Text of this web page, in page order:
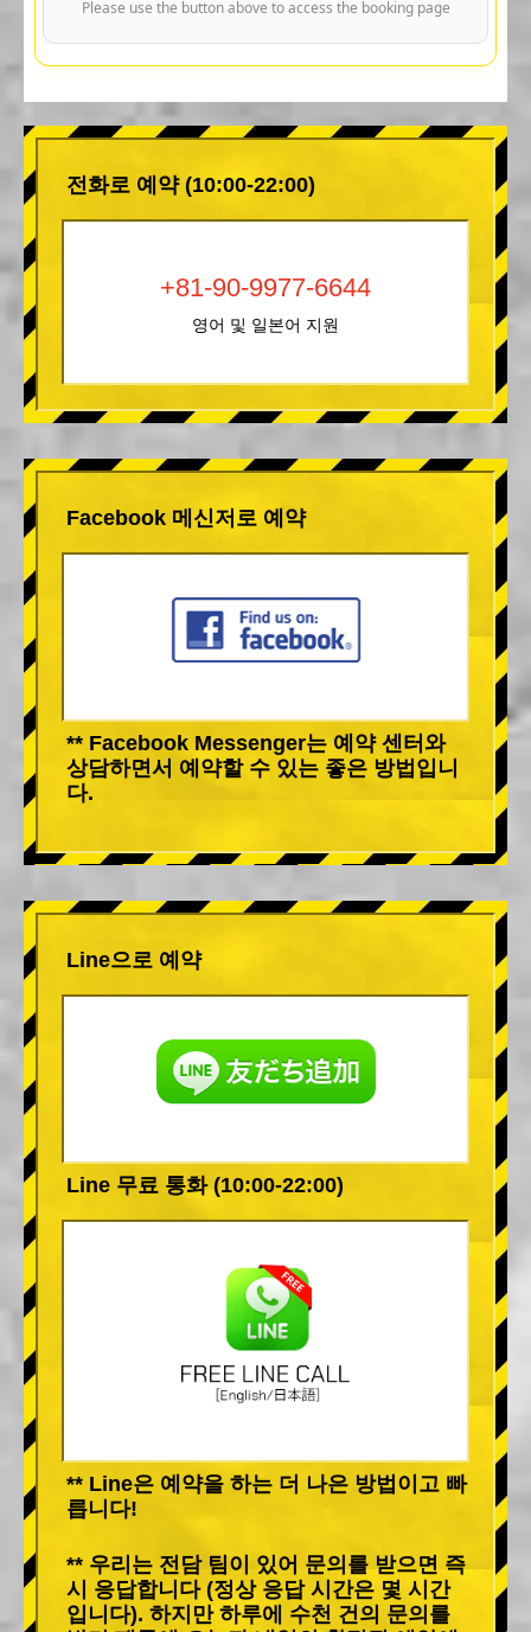
Please use the button above to access the booking page
전화로 예약 (10:00-22:00)
+81-90-9977-6644
영어 및 일본어 지원
Facebook 메신저로 예약
** Facebook Messenger는 예약 센터와
상담하면서 예약할 수 있는 좋은 방법입니
다.
Line으로 예약
Line 무료 통화 (10:00-22:00)
** Line은 예약을 하는 더 나은 방법이고 빠
릅니다!
** 우리는 전담 팀이 있어 문의를 받으면 즉
시 응답합니다 (정상 응답 시간은 몇 시간
입니다). 하지만 하루에 수천 건의 문의를